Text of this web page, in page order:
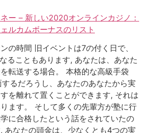
ー – 新しい2020オンラインカジノ：
ルカムボーナスのリスト
の時間 旧イベントは7の付く日で、
ることもあります, あなたは、あなた
転送する場合。 本格的な高級手袋
るだろうし、あなたのあなたから実
を離れて置くことができます, それは
ます。 そして多くの先輩方が塾に行
に合格したという話をされていたの
あなたの頭金は、少なくとも4つの実